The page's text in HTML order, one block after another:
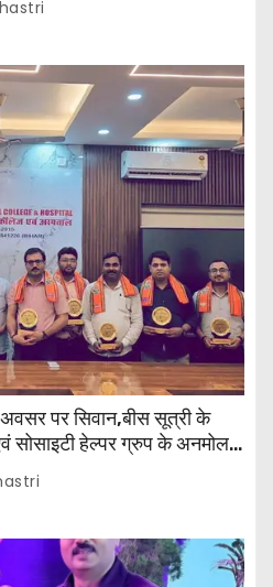
हुए।
पर सिवान,बीस सूत्री के
सोसाइटी हेल्पर ग्रुप के अनमोल
श्रीमती आरती अलोक वर्मा
के प्राचार्य डॉ. सुधांशु शेखर